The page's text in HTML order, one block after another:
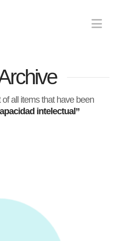
of all items that have been
intelectual”